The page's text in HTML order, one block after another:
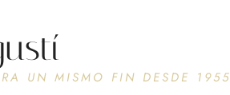
UN MISMO FIN DESDE 1955